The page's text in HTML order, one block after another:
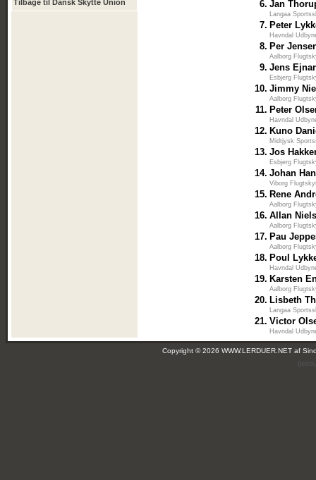
Tilbage til Dansk Skytte Union 6. Jan
Langaa
7. Peter
Havndal
8. Per
Aalborg
9. Jens
Esbjerg
10. Jimmy
Aalborg
11. Peter
Havndal
12. Kuno
Midtjysk
13. Jos
Esbjerg
14. Johan
Viborg
15. Rene
Aalborg
16. Allan
Aalborg
17. Pau
Aalborg
18. Poul
Havndal
19. Karsten
Aalborg
20. Lisbeth
Langaa
21. Victor
Havndal
Copyright © 2026 WWW.LERDUER.NET af